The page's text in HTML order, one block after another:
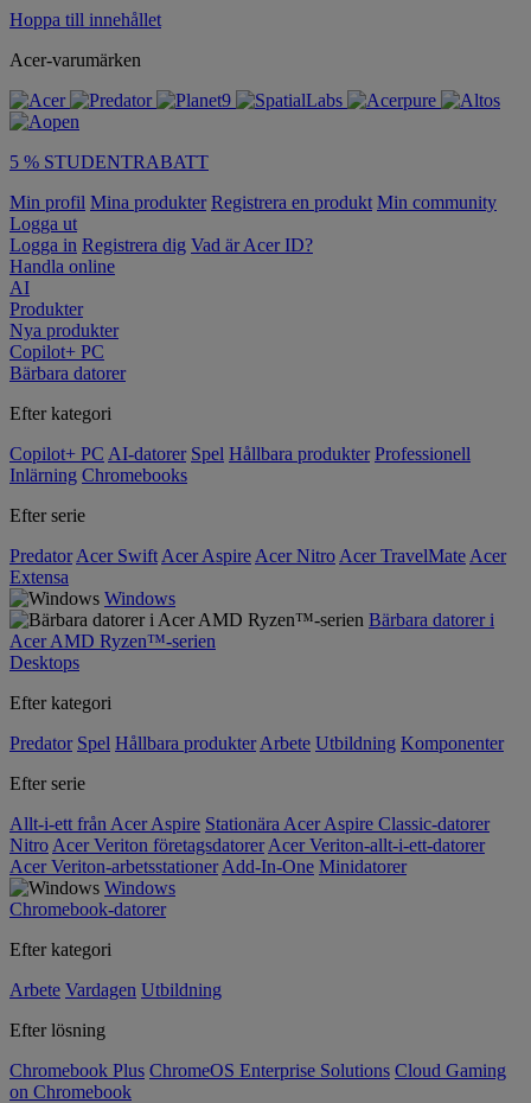
Hoppa till innehållet
Acer-varumärken
5 % STUDENTRABATT
Min profil Mina produkter Registrera en produkt Min community
Logga ut
Logga in Registrera dig Vad är Acer ID?
Handla online
AI
Produkter
Nya produkter
Copilot+ PC
Bärbara datorer
Efter kategori
Copilot+ PC AI-datorer Spel Hållbara produkter Professionell
Inlärning Chromebooks
Efter serie
Predator Acer Swift Acer Aspire Acer Nitro Acer TravelMate Acer
Extensa
Windows
Bärbara datorer i
Acer AMD Ryzen™-serien
Desktops
Efter kategori
Predator Spel Hållbara produkter Arbete Utbildning Komponenter
Efter serie
Allt-i-ett från Acer Aspire Stationära Acer Aspire Classic-datorer
Nitro Acer Veriton företagsdatorer Acer Veriton-allt-i-ett-datorer
Acer Veriton-arbetsstationer Add-In-One Minidatorer
Windows
Chromebook-datorer
Efter kategori
Arbete Vardagen Utbildning
Efter lösning
Chromebook Plus ChromeOS Enterprise Solutions Cloud Gaming
on Chromebook